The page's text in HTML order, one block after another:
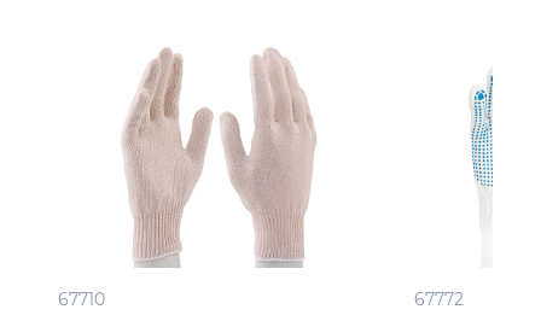
67710
67772